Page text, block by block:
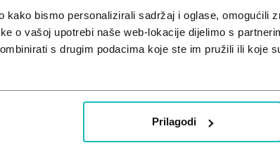
kako bismo personalizirali sadržaj i oglase, omogućili
o vašoj upotrebi naše web-lokacije dijelimo s
s drugim podacima koje ste im pružili ili koje
Prilagodi